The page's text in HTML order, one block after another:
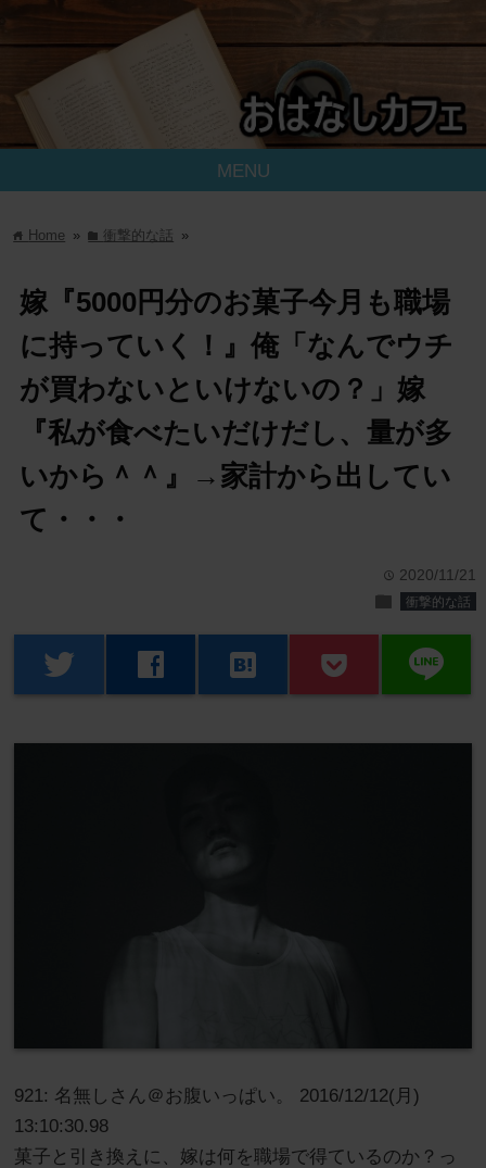
MENU
home Home » folder 衝撃的な話 »
嫁『5000円分のお菓子今月も職場
に持っていく！』俺「なんでウチ
が買わないといけないの？」嫁
『私が食べたいだけだし、量が多
いから＾＾』→家計から出してい
て・・・
time 2020/11/21
folder 衝撃的な話
twitter facebook hatenabookmark line
921: 名無しさん＠お腹いっぱい。 2016/12/12(月)
13:10:30.98
菓子と引き換えに、嫁は何を職場で得ているのか？っ